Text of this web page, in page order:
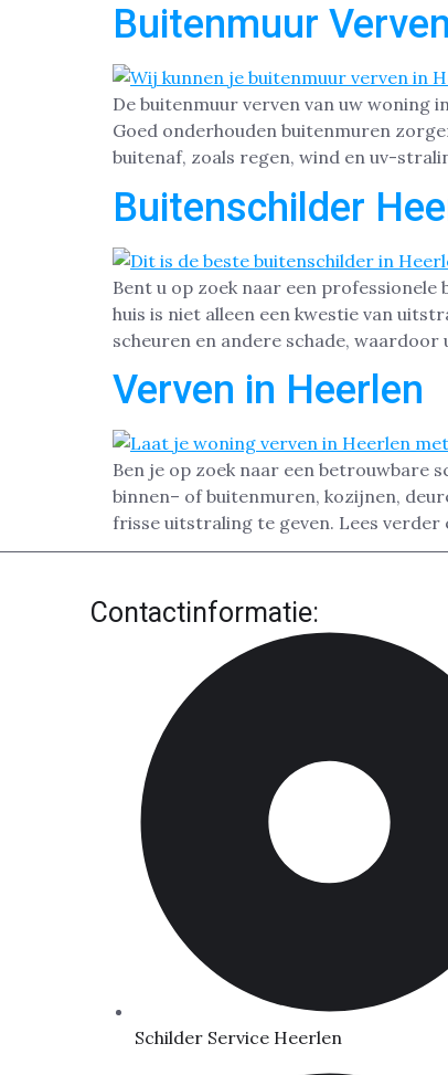
Buitenmuur
De buitenmuur verven van uw woning
Goed onderhouden buitenmuren
buitenaf, zoals regen, wind en uv-
Buitenschilder
Bent u op zoek naar een
huis is niet alleen een kwestie van
scheuren en andere schade,
Verven in Heerlen
Ben je op zoek naar een betrouwbare
binnen– of buitenmuren, kozijnen,
frisse uitstraling te geven. Lees verder
Contactinformatie:
Schilder Service Heerlen